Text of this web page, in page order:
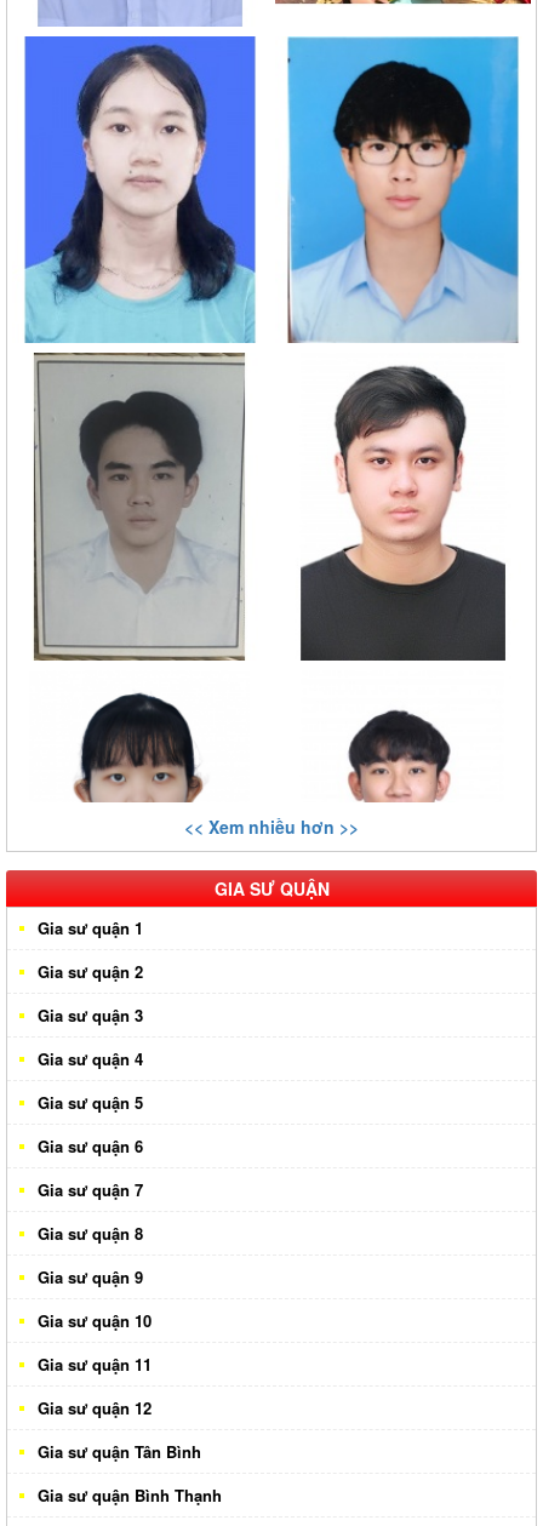
<< Xem nhiều hơn >>
GIA SƯ QUẬN
Gia sư quận 1
Gia sư quận 2
Gia sư quận 3
Gia sư quận 4
Gia sư quận 5
Gia sư quận 6
Gia sư quận 7
Gia sư quận 8
Gia sư quận 9
Gia sư quận 10
Gia sư quận 11
Gia sư quận 12
Gia sư quận Tân Bình
Gia sư quận Bình Thạnh